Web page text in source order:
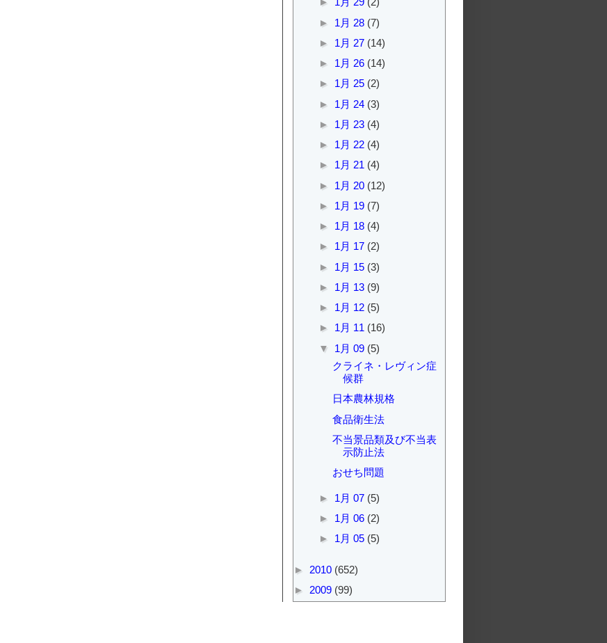
► 1月 28 (7)
► 1月 27 (14)
► 1月 26 (14)
► 1月 25 (2)
► 1月 24 (3)
► 1月 23 (4)
► 1月 22 (4)
► 1月 21 (4)
► 1月 20 (12)
► 1月 19 (7)
► 1月 18 (4)
► 1月 17 (2)
► 1月 15 (3)
► 1月 13 (9)
► 1月 12 (5)
► 1月 11 (16)
▼ 1月 09 (5)
クライネ・レヴィン症
候群
日本農林規格
食品衛生法
不当景品類及び不当表
示防止法
おせち問題
► 1月 07 (5)
► 1月 06 (2)
► 1月 05 (5)
► 2010 (652)
► 2009 (99)